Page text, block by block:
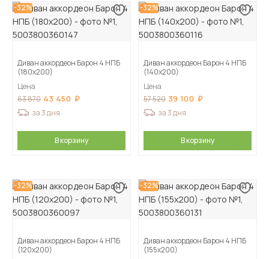
-32%
Диван аккордеон Барон 4 НПБ
(180х200)
Цена
63 870 43 450
за 3 дня
В корзину
-32%
Диван аккордеон Барон 4 НПБ
(140х200)
Цена
57 520 39 100
за 3 дня
В корзину
-32%
Диван аккордеон Барон 4 НПБ
(120х200)
-32%
Диван аккордеон Барон 4 НПБ
(155х200)